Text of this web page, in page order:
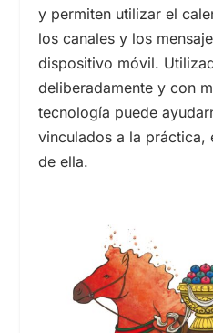
y permiten utilizar el
los canales y los
dispositivo móvil.
deliberadamente y con
tecnología puede
vinculados a la práctica,
de ella.